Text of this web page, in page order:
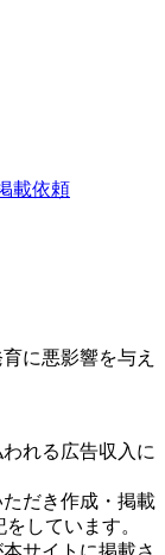
載依頼
に悪影響を与え
れる広告収入に
だき作成・掲載
しています。
サイトに掲載さ